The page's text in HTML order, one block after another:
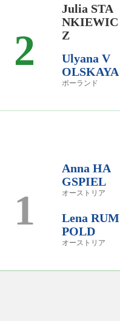
2
Julia STA
NKIEWIC
Z
Ulyana V
OLSKAYA
ポーランド
1
Anna HA
GSPIEL
オーストリア
Lena RUM
POLD
オーストリア